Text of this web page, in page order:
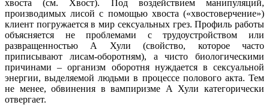
хвоста (см. Хвост). Под воздействием манипуляций,
производимых лисой с помощью хвоста («хвостоверчение»)
клиент погружается в мир сексуальных грез. Профиль работы
объясняется не проблемами с трудоустройством или
развращенностью А Хули (свойство, которое часто
приписывают лисам-оборотням), а чисто биологическими
причинами – организм оборотня нуждается в сексуальной
энергии, выделяемой людьми в процессе полового акта. Тем
не менее, обвинения в вампиризме А Хули категорически
отвергает.